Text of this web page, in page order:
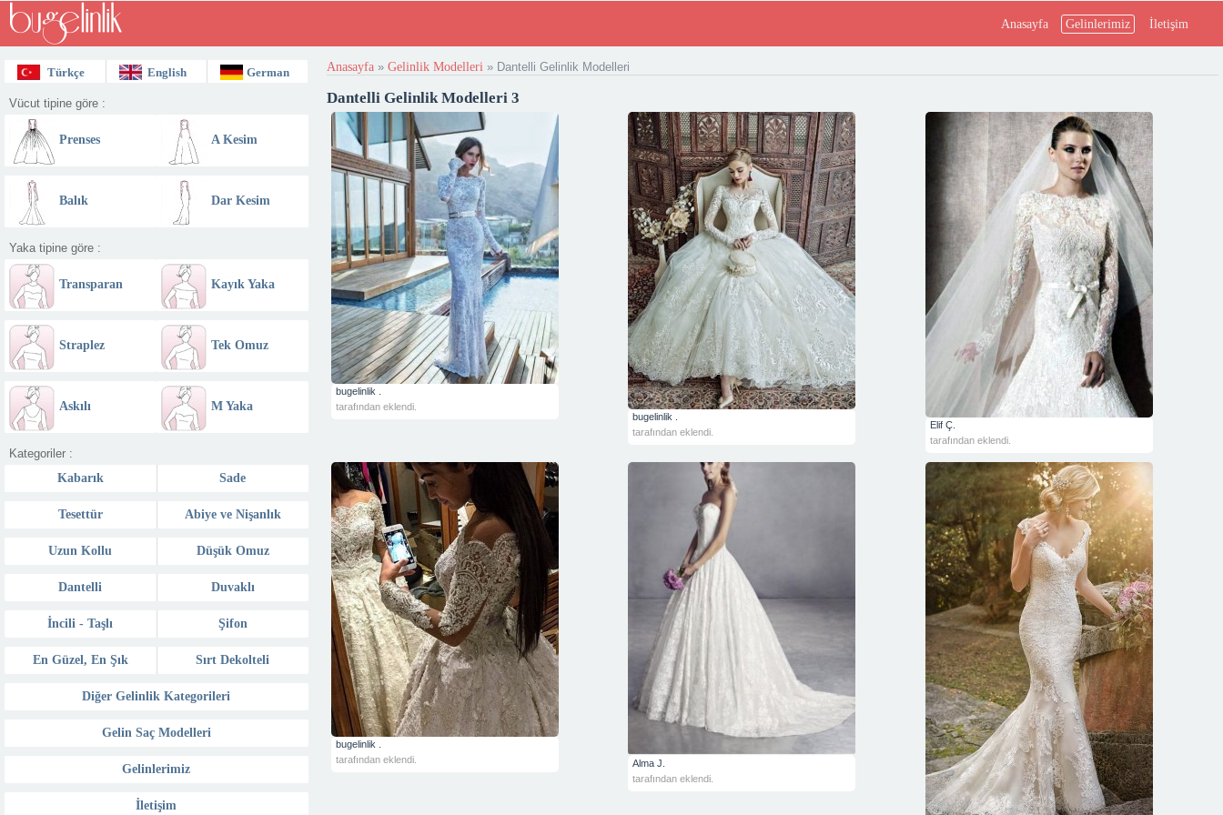
Anasayfa Gelinlerimiz İletişim
Türkçe English German
Vücut tipine göre :
Prenses A Kesim
Balık Dar Kesim
Yaka tipine göre :
Transparan Kayık Yaka
Straplez Tek Omuz
Askılı M Yaka
Kategoriler :
Kabarık
Sade
Tesettür Abiye ve Nişanlık
Uzun Kollu Düşük Omuz
Dantelli Duvaklı
İncili - Taşlı Şifon
En Güzel, En Şık Sırt Dekolteli
Diğer Gelinlik Kategorileri
Gelin Saç Modelleri
Gelinlerimiz
İletişim
Anasayfa» Gelinlik Modelleri» Dantelli Gelinlik Modelleri
Dantelli Gelinlik Modelleri 3
bugelinlik .
tarafından eklendi.
bugelinlik .
tarafından eklendi.
Elif Ç.
tarafından eklendi.
bugelinlik .
tarafından eklendi.
Alma J.
tarafından eklendi.